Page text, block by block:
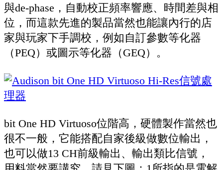
與de-phase，自動校正頻率響應、時間差與相
位，而這款先進的製品當然也能讓內行的店
家與玩家下手調校，例如自訂參數等化器
（PEQ）或圖示等化器（GEQ）。
bit One HD Virtuoso位階高，硬體製作當然也
很不一般，它能搭配自家後級做數位輸出，
也可以做13 CH前級輸出、輸出類比信號，